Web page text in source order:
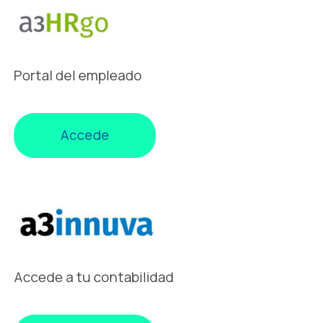
Portal del empleado
Accede
Accede a tu contabilidad